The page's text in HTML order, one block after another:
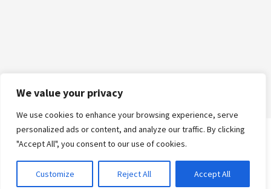
We value your privacy
We use cookies to enhance your browsing experience, serve
personalized ads or content, and analyze our traffic. By clicking
"Accept All", you consent to our use of cookies.
Customize Reject All Accept All